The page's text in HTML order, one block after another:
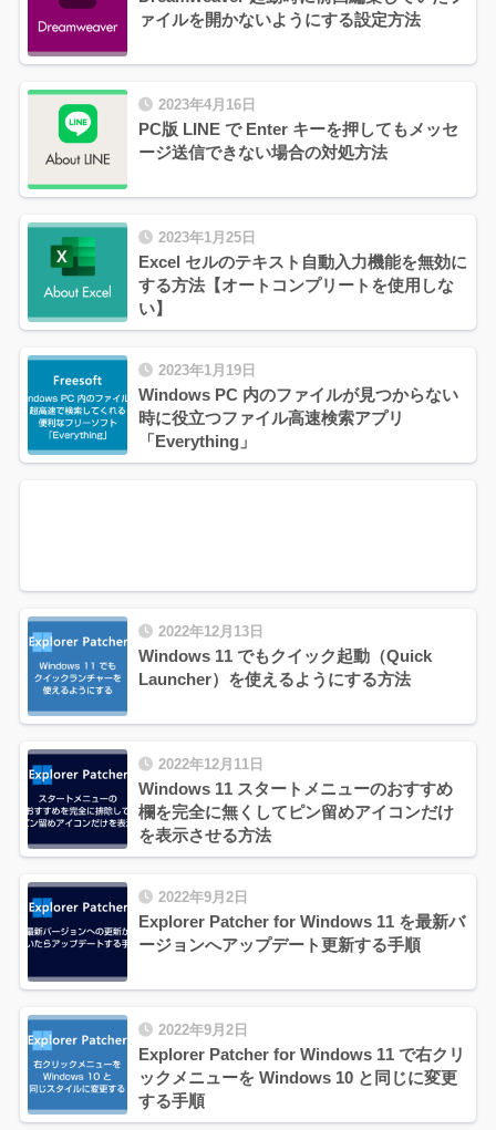
ァイルを開かないようにする設定方法
2023年4月16日
PC版 LINE で Enter キーを押してもメッセ
ージ送信できない場合の対処方法
2023年1月25日
Excel セルのテキスト自動入力機能を無効に
する方法【オートコンプリートを使用しな
い】
2023年1月19日
Windows PC 内のファイルが見つからない
時に役立つファイル高速検索アプリ
「Everything」
2022年12月13日
Windows 11 でもクイック起動（Quick
Launcher）を使えるようにする方法
2022年12月11日
Windows 11 スタートメニューのおすすめ
欄を完全に無くしてピン留めアイコンだけ
を表示させる方法
2022年9月2日
Explorer Patcher for Windows 11 を最新バ
ージョンへアップデート更新する手順
2022年9月2日
Explorer Patcher for Windows 11 で右クリ
ックメニューを Windows 10 と同じに変更
する手順